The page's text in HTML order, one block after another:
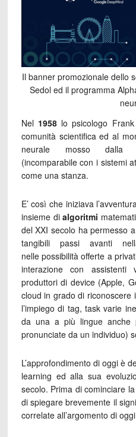
Il banner promozionale dello
Sedol ed il programma
Nel 1958 lo psicologo
comunità scientifica ed al
neurale mosso dalla
(incomparabile con i sistemi
come una stanza.
E’ così che iniziava
insieme dialgoritmi
del XXI secolo ha permesso
tangibili passi avanti
nelle possibilità offerte a
interazione con
produttori di device (Apple,
cloud in grado di riconoscere
l’impiego di tag, task varie
da una a più lingue anche
pronunciate da un individuo)
L’approfondimento di oggi è
learning ed alla sua
secolo. Prima di cominciare
di spiegare brevemente il
correlate all’argomento di